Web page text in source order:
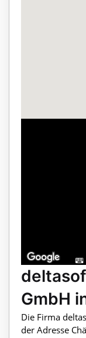
GmbH
Die Firma
der Adresse